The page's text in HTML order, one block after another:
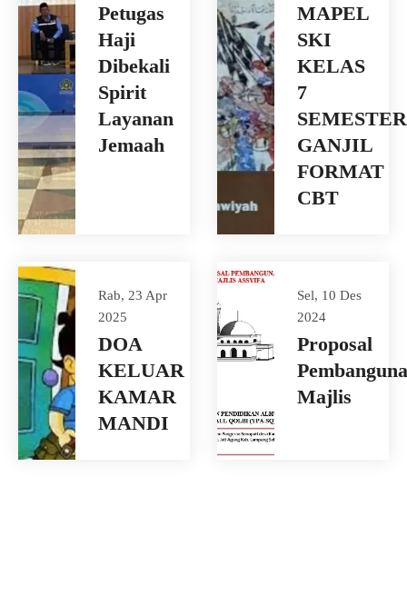
Petugas
Haji
Dibekali
Spirit
Layanan
Jemaah
MAPEL
SKI
KELAS
7
SEMESTER
GANJIL
FORMAT
CBT
Rab, 23 Apr
2025
DOA
KELUAR
KAMAR
MANDI
Sel, 10 Des
2024
Proposal
Majlis